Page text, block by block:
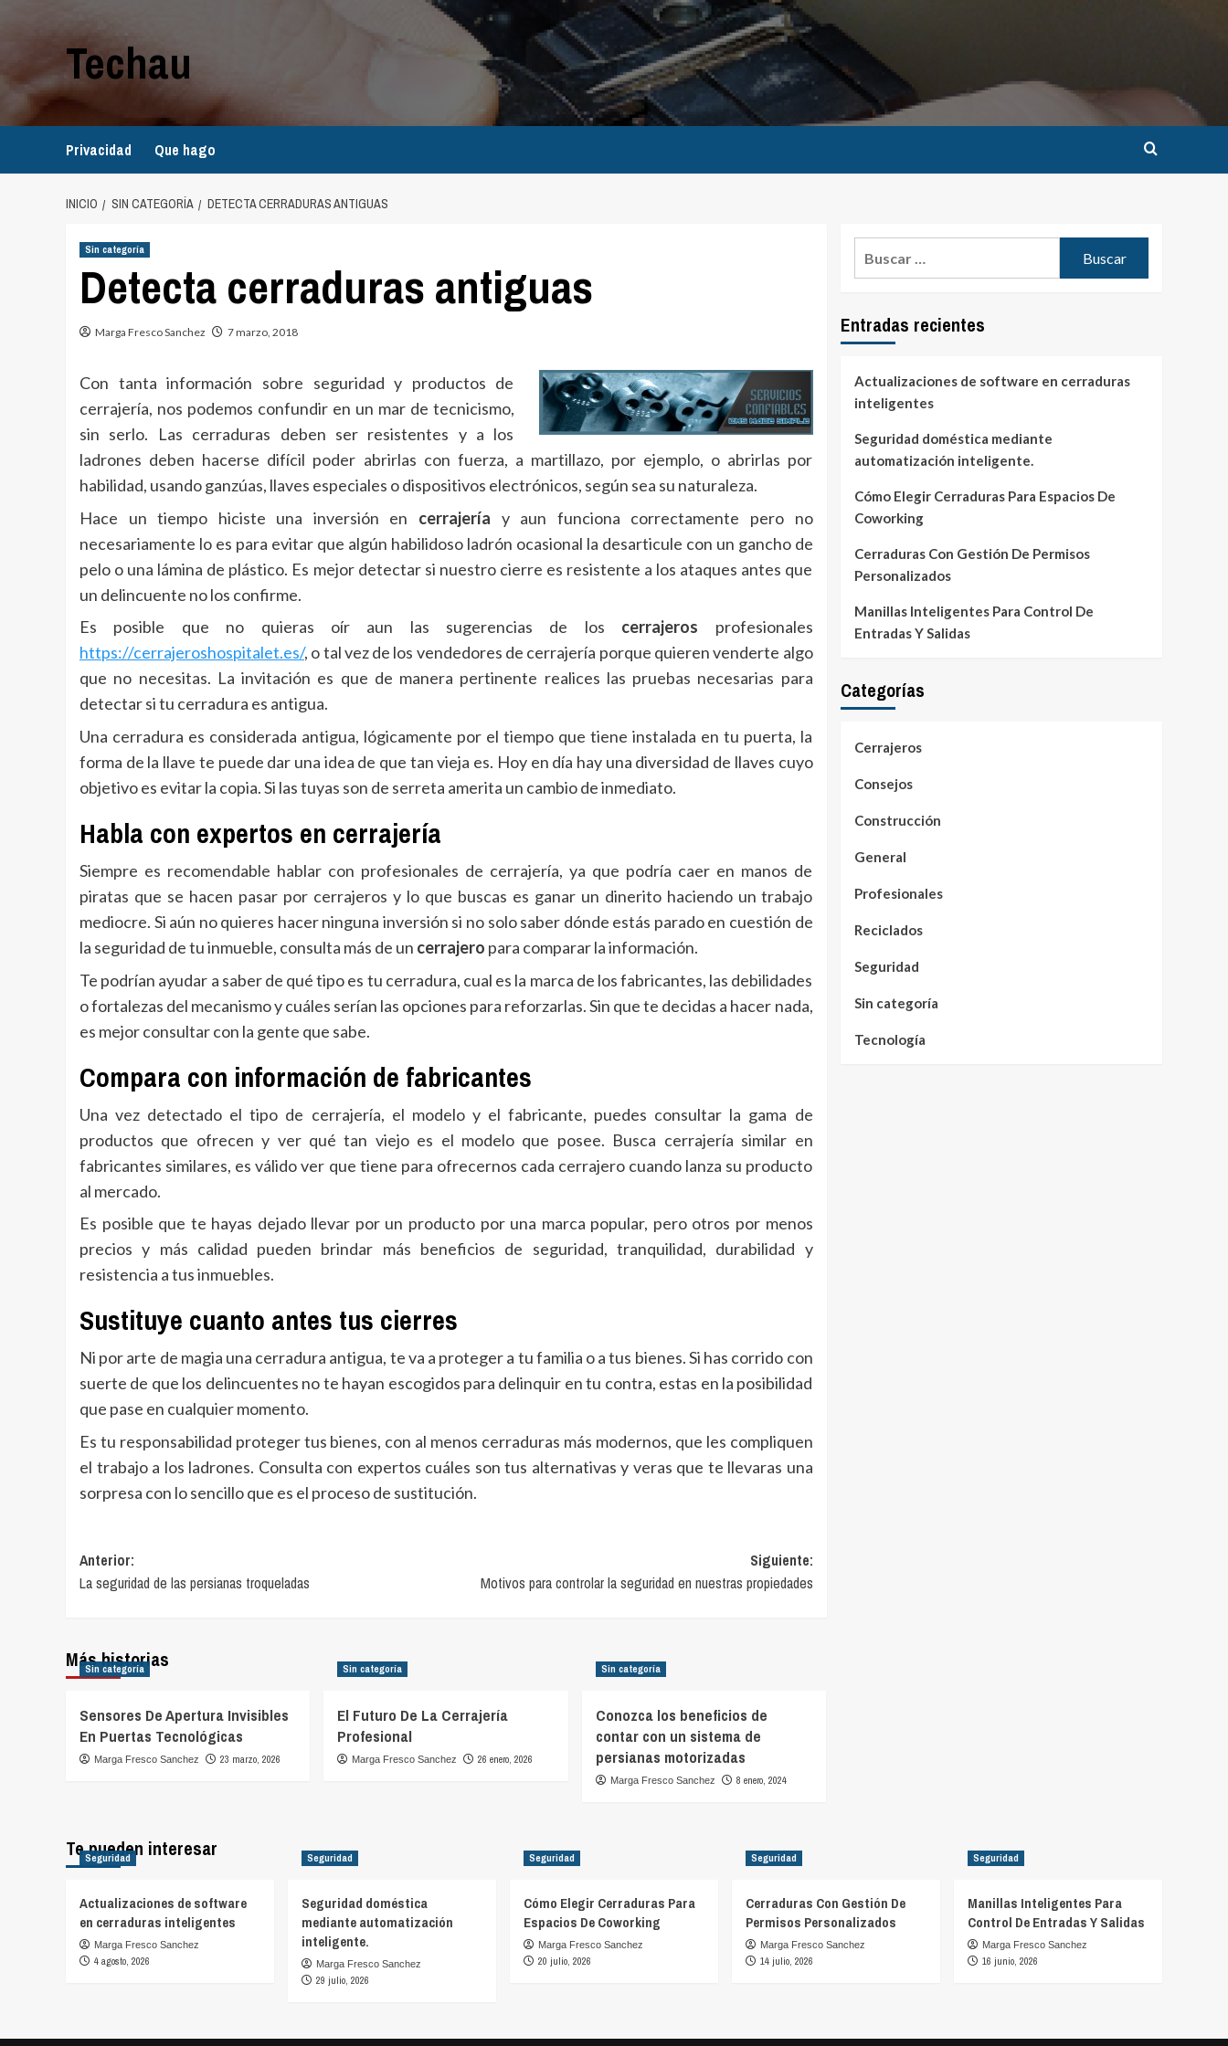
Techau
Privacidad Que hago
INICIO SIN CATEGORÍA DETECTA CERRADURAS ANTIGUAS
Sin categoría
Detecta cerraduras antiguas
Marga Fresco Sanchez 7 marzo, 2018
Con tanta información sobre seguridad y productos de
cerrajería, nos podemos confundir en un mar de tecnicismo,
sin serlo. Las cerraduras deben ser resistentes y a los
ladrones deben hacerse difícil poder abrirlas con fuerza, a martillazo, por ejemplo, o abrirlas por
habilidad, usando ganzúas, llaves especiales o dispositivos electrónicos, según sea su naturaleza.
Hace un tiempo hiciste una inversión en cerrajería y aun funciona correctamente pero no
necesariamente lo es para evitar que algún habilidoso ladrón ocasional la desarticule con un gancho de
pelo o una lámina de plástico. Es mejor detectar si nuestro cierre es resistente a los ataques antes que
un delincuente no los confirme.
Es posible que no quieras oír aun las sugerencias de los cerrajeros profesionales
https://cerrajeroshospitalet.es/, o tal vez de los vendedores de cerrajería porque quieren venderte algo
que no necesitas. La invitación es que de manera pertinente realices las pruebas necesarias para
detectar si tu cerradura es antigua.
Una cerradura es considerada antigua, lógicamente por el tiempo que tiene instalada en tu puerta, la
forma de la llave te puede dar una idea de que tan vieja es. Hoy en día hay una diversidad de llaves cuyo
objetivo es evitar la copia. Si las tuyas son de serreta amerita un cambio de inmediato.
Habla con expertos en cerrajería
Siempre es recomendable hablar con profesionales de cerrajería, ya que podría caer en manos de
piratas que se hacen pasar por cerrajeros y lo que buscas es ganar un dinerito haciendo un trabajo
mediocre. Si aún no quieres hacer ninguna inversión si no solo saber dónde estás parado en cuestión de
la seguridad de tu inmueble, consulta más de un cerrajero para comparar la información.
Te podrían ayudar a saber de qué tipo es tu cerradura, cual es la marca de los fabricantes, las debilidades
o fortalezas del mecanismo y cuáles serían las opciones para reforzarlas. Sin que te decidas a hacer nada,
es mejor consultar con la gente que sabe.
Compara con información de fabricantes
Una vez detectado el tipo de cerrajería, el modelo y el fabricante, puedes consultar la gama de
productos que ofrecen y ver qué tan viejo es el modelo que posee. Busca cerrajería similar en
fabricantes similares, es válido ver que tiene para ofrecernos cada cerrajero cuando lanza su producto
al mercado.
Es posible que te hayas dejado llevar por un producto por una marca popular, pero otros por menos
precios y más calidad pueden brindar más beneficios de seguridad, tranquilidad, durabilidad y
resistencia a tus inmuebles.
Sustituye cuanto antes tus cierres
Ni por arte de magia una cerradura antigua, te va a proteger a tu familia o a tus bienes. Si has corrido con
suerte de que los delincuentes no te hayan escogidos para delinquir en tu contra, estas en la posibilidad
que pase en cualquier momento.
Es tu responsabilidad proteger tus bienes, con al menos cerraduras más modernos, que les compliquen
el trabajo a los ladrones. Consulta con expertos cuáles son tus alternativas y veras que te llevaras una
sorpresa con lo sencillo que es el proceso de sustitución.
Navegación
de
Anterior:
La seguridad de las persianas troqueladas
Siguiente:
Motivos para controlar la seguridad en nuestras propiedades
Más historias
Sin categoría
Sensores De Apertura Invisibles
En Puertas Tecnológicas
Marga Fresco Sanchez 23 marzo, 2026
Sin categoría
El Futuro De La Cerrajería
Profesional
Marga Fresco Sanchez 26 enero, 2026
Sin categoría
Conozca los beneficios de
contar con un sistema de
persianas motorizadas
Marga Fresco Sanchez 8 enero, 2024
Entradas recientes
Actualizaciones de software en cerraduras
inteligentes
Seguridad doméstica mediante
automatización inteligente.
Cómo Elegir Cerraduras Para Espacios De
Coworking
Cerraduras Con Gestión De Permisos
Personalizados
Manillas Inteligentes Para Control De
Entradas Y Salidas
Categorías
Cerrajeros
Consejos
Construcción
General
Profesionales
Reciclados
Seguridad
Sin categoría
Tecnología
Te pueden interesar
Seguridad
Actualizaciones de software
en cerraduras inteligentes
Marga Fresco Sanchez
4 agosto, 2026
Seguridad
Seguridad doméstica
mediante automatización
inteligente.
Marga Fresco Sanchez
29 julio, 2026
Seguridad
Cómo Elegir Cerraduras Para
Espacios De Coworking
Marga Fresco Sanchez
20 julio, 2026
Seguridad
Cerraduras Con Gestión De
Permisos Personalizados
Marga Fresco Sanchez
14 julio, 2026
Seguridad
Manillas Inteligentes Para
Control De Entradas Y Salidas
Marga Fresco Sanchez
16 junio, 2026